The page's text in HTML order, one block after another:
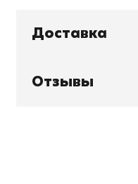
Доставка
Отзывы